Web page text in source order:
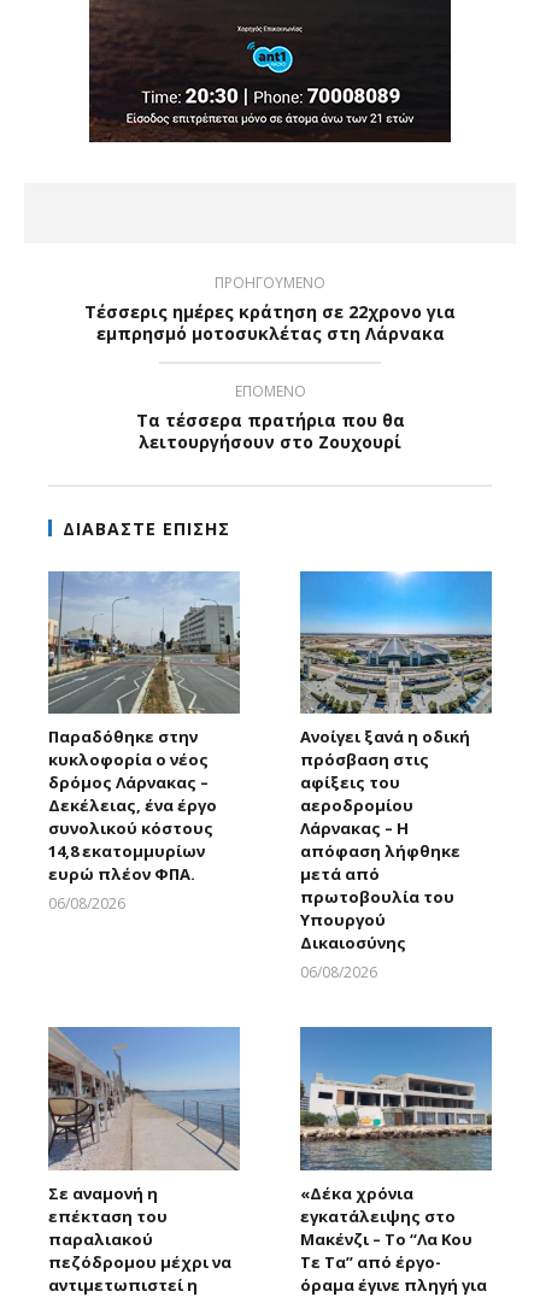
ΠΡΟΗΓΟΥΜΕΝΟ
Τέσσερις ημέρες κράτηση σε 22χρονο για
εμπρησμό μοτοσυκλέτας στη Λάρνακα
ΕΠΟΜΕΝΟ
Τα τέσσερα πρατήρια που θα
λειτουργήσουν στο Ζουχουρί
ΔΙΑΒΑΣΤΕ ΕΠΙΣΗΣ
Παραδόθηκε στην
κυκλοφορία ο νέος
δρόμος Λάρνακας –
Δεκέλειας, ένα έργο
συνολικού κόστους
14,8 εκατομμυρίων
ευρώ πλέον ΦΠΑ.
06/08/2026
Ανοίγει ξανά η οδική
πρόσβαση στις
αφίξεις του
αεροδρομίου
Λάρνακας – Η
απόφαση λήφθηκε
μετά από
πρωτοβουλία του
Υπουργού
Δικαιοσύνης
06/08/2026
Σε αναμονή η
επέκταση του
παραλιακού
πεζόδρομου μέχρι να
αντιμετωπιστεί η
«Δέκα χρόνια
εγκατάλειψης στο
Μακένζι – Το “Λα Κου
Τε Τα” από έργο-
όραμα έγινε πληγή για